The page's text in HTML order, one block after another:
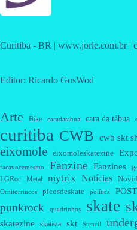
Curitiba - BR | www.jorle.com.br |
Editor: Ricardo GosWod
Arte Bike caradatabua cara da tábua
curitiba CWB cwb skt
eixomole eixomoleskatezine
facavocemesmo Fanzine Fanzines
LGRoc Metal mytrix Notícias
Ornitorrincos picosdeskate política
punkrock quadrinhos skate
skatezine skatista skt Stencil